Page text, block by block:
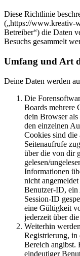
Diese Richtlinie
(„https://www.kreativ-
Betreiber“) die Daten
Besuchs gesammelt
Umfang und Art
Deine Daten werden
Die
Boards mehrere
dein Browser als
den einzelnen
Cookies sind
Seitenaufrufe
über die von dir
gelesen/
Informationen
nicht
Benutzer-ID, ein
Session-ID
eine Gültigkeit
jederzeit über
Weiterhin
Registrierung, in
Bereich angibst.
eindeutiger